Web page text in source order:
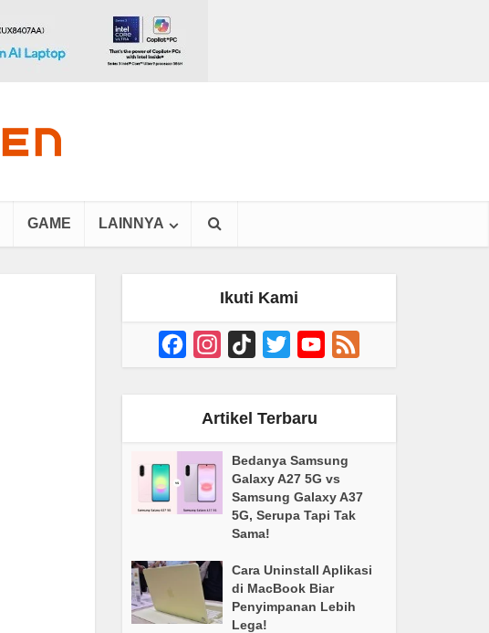
GAME LAINNYA
Ikuti Kami
FacebookInstagram
TikTok Twitter YouTube
Channel
Artikel Terbaru
Bedanya Samsung
Galaxy A27 5G vs
Samsung Galaxy A37
5G, Serupa Tapi Tak
Sama!
Cara Uninstall Aplikasi
di MacBook Biar
Penyimpanan Lebih
Lega!